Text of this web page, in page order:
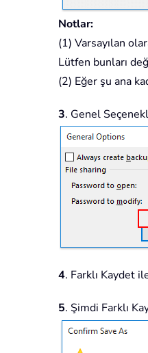
Notlar:
(1) Varsayılan
Lütfen bunları
(2) Eğer şu ana
3. Genel
4. Farklı Kaydet
5. Şimdi Farklı